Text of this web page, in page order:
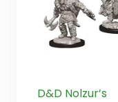
D&D Nolzur’s